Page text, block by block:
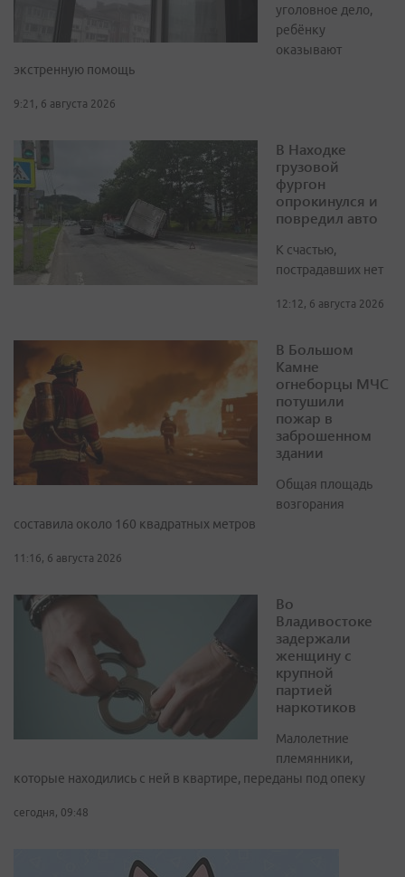
уголовное дело,
ребёнку
оказывают
экстренную помощь
9:21, 6 августа 2026
В Находке
грузовой
фургон
опрокинулся и
повредил авто
К счастью,
пострадавших нет
12:12, 6 августа 2026
В Большом
Камне
огнеборцы МЧС
потушили
пожар в
заброшенном
здании
Общая площадь
возгорания
составила около 160 квадратных метров
11:16, 6 августа 2026
Во
Владивостоке
задержали
женщину с
крупной
партией
наркотиков
Малолетние
племянники,
которые находились с ней в квартире, переданы под опеку
сегодня, 09:48